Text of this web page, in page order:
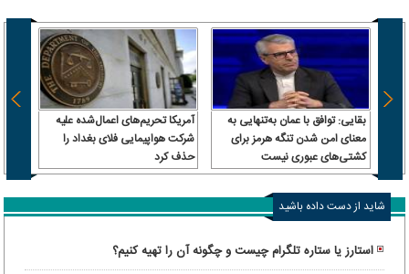
بقایی: توافق با عمان به‌تنهایی به
معنای امن شدن تنگه هرمز برای
کشتی‌های عبوری نیست
آمریکا تحریم‌های اعمال‌شده علیه
شرکت هواپیمایی فلای بغداد را
حذف کرد
شاید از دست داده باشید
استارز یا ستاره تلگرام چیست و چگونه آن را تهیه کنیم؟